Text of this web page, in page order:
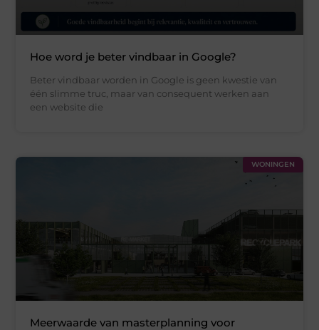
Hoe word je beter vindbaar in Google?
Beter vindbaar worden in Google is geen kwestie van
één slimme truc, maar van consequent werken aan
een website die
WONINGEN
Meerwaarde van masterplanning voor